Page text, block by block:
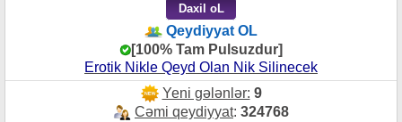
Qeydiyyat OL
[100% Tam Pulsuzdur]
Erotik Nikle Qeyd Olan Nik Silinecek
Yeni gələnlər: 9
Cəmi qeydiyyat: 324768